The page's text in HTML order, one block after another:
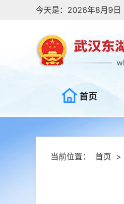
今天是：2026年8月9日
首页
当前位置： 首页 >